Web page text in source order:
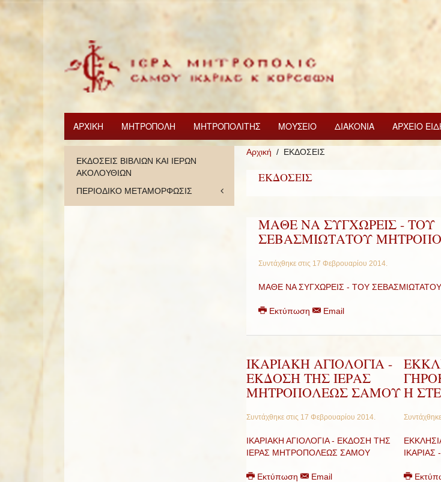
ΑΡΧΙΚΗ ΜΗΤΡΟΠΟΛΗ ΜΗΤΡΟΠΟΛΙΤΗΣ ΜΟΥΣΕΙΟ ΔΙΑΚΟΝΙΑ ΑΡΧΕΙΟ
Αρχική ΕΚΔΟΣΕΙΣ
ΕΚΔΟΣΕΙΣ
ΜΑΘΕ ΝΑ ΣΥΓΧΩΡΕΙΣ - ΤΟΥ
ΣΕΒΑΣΜΙΩΤΑΤΟΥ
Συντάχθηκε στις 17 Φεβρουαρίου 2014.
ΜΑΘΕ ΝΑ ΣΥΓΧΩΡΕΙΣ - ΤΟΥ
Εκτύπωση Email
ΙΚΑΡΙΑΚΗ ΑΓΙΟΛΟΓΙΑ -
ΕΚΔΟΣΗ ΤΗΣ ΙΕΡΑΣ
ΜΗΤΡΟΠΟΛΕΩΣ ΣΑΜΟΥ
Συντάχθηκε στις 17 Φεβρουαρίου 2014.
ΙΚΑΡΙΑΚΗ ΑΓΙΟΛΟΓΙΑ - ΕΚΔΟΣΗ ΤΗΣ
ΙΕΡΑΣ ΜΗΤΡΟΠΟΛΕΩΣ ΣΑΜΟΥ
Εκτύπωση Email
Η
Συντάχθηκε
ΕΚΔΟΣΕΙΣ ΒΙΒΛΙΩΝ ΚΑΙ ΙΕΡΩΝ
ΑΚΟΛΟΥΘΙΩΝ
ΠΕΡΙΟΔΙΚΟ ΜΕΤΑΜΟΡΦΩΣΙΣ